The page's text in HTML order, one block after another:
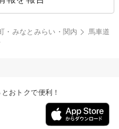
・みなとみらい・関内
馬車道
おトクで便利！